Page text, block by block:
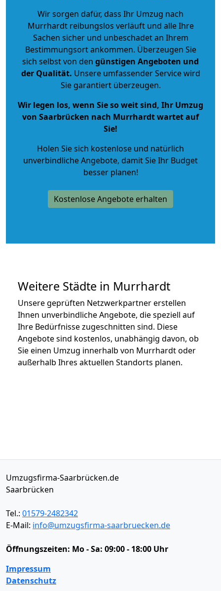
Wir sorgen dafür, dass Ihr Umzug nach
Murrhardt reibungslos verläuft und alle Ihre
Sachen sicher und unbeschadet an Ihrem
Bestimmungsort ankommen. Überzeugen Sie
sich selbst von den günstigen Angeboten und
der Qualität. Unsere umfassender Service wird
Sie garantiert überzeugen.
Wir legen los, wenn Sie so weit sind, Ihr Umzug
von Saarbrücken nach Murrhardt wartet auf
Sie!
Holen Sie sich kostenlose und natürlich
unverbindliche Angebote, damit Sie Ihr Budget
besser planen!
Kostenlose Angebote erhalten
Weitere Städte in Murrhardt
Unsere geprüften Netzwerkpartner erstellen
Ihnen unverbindliche Angebote, die speziell auf
Ihre Bedürfnisse zugeschnitten sind. Diese
Angebote sind kostenlos, unabhängig davon, ob
Sie einen Umzug innerhalb von Murrhardt oder
außerhalb Ihres aktuellen Standorts planen.
Umzugsfirma-Saarbrücken.de
Saarbrücken
Tel.: 01579-2482342
E-Mail: info@umzugsfirma-saarbruecken.de
Öffnungszeiten: Mo - Sa: 09:00 - 18:00 Uhr
Impressum
Datenschutz